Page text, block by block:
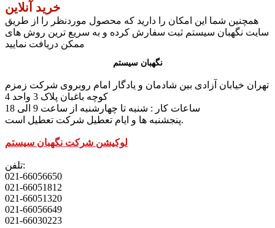
خرید آنلاین
همچنین شما این امکان را دارید که محصول موردنظر را از طریق
سایت نگهبان سیستم ثبت سفارش کرده و به سریع ترین روش های
ممکن دریافت نمایید
نگهبان سیستم
تهران خیابان آزادی بین شادمان و یادگار امام روبروی شرکت زمزم
کوچه باغبان پلاک 3 واحد 4
پنجشنبه ها و ایام تعطیل شرکت تعطیل است.
لوکیشن شرکت نگهبان سیستم
تلفن:
021-66056650
021-66051812
021-66051320
021-66056649
021-66030223